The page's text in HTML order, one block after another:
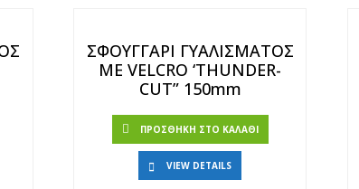
ΣΦΟΥΓΓΑΡΙ ΓΥΑΛΙΣΜΑΤΟΣ
ΜΕ VELCRO ‘THUNDER-
CUT” 150mm
ΠΡΟΣΘΉΚΗ ΣΤΟ ΚΑΛΆΘΙ
VIEW DETAILS